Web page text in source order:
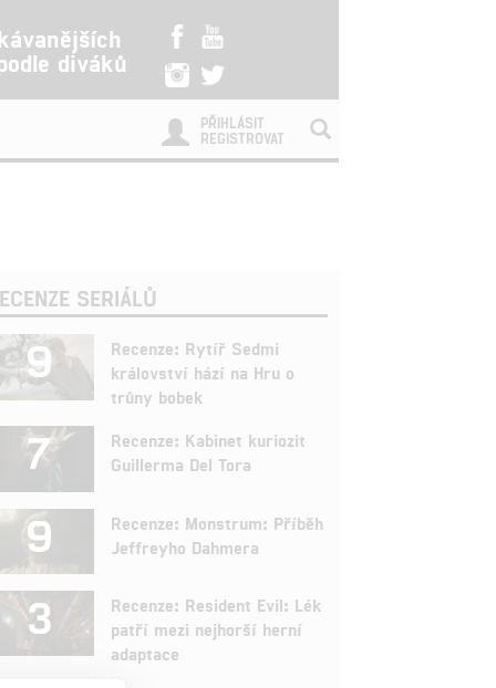
diváků
PŘIHLÁSIT
REGISTROVAT
SERIÁLŮ
9
Recenze: Rytíř Sedmi
království hází na Hru o
trůny bobek
7
Recenze: Kabinet kuriozit
Guillerma Del Tora
9
Recenze: Monstrum: Příběh
Jeffreyho Dahmera
3
Recenze: Resident Evil: Lék
patří mezi nejhorší herní
adaptace